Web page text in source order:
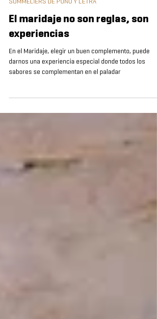
14 dic 2024
2 min de lectura
SOMMELIERS DE PUÑO Y LETRA
El maridaje no son reglas, son
experiencias
En el Maridaje, elegir un buen complemento, puede